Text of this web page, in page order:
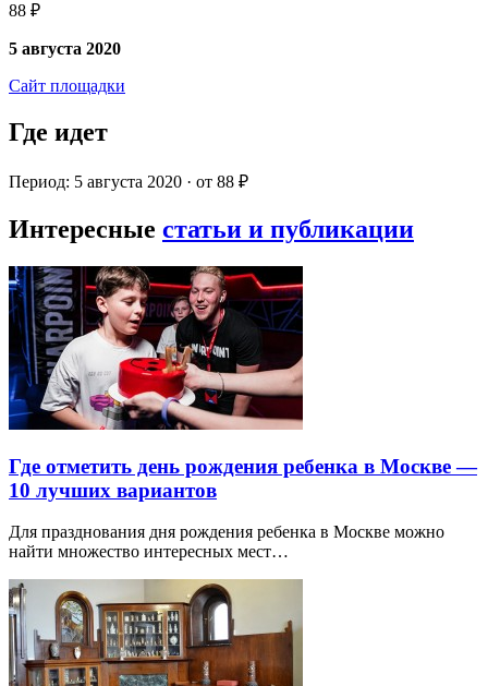
88 ₽
5 августа 2020
Сайт площадки
Где идет
Период: 5 августа 2020 · от 88 ₽
Интересные статьи и публикации
Где отметить день рождения ребенка в Москве —
10 лучших вариантов
Для празднования дня рождения ребенка в Москве можно
найти множество интересных мест…